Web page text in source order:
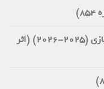
قوانین تکنیکی فدراسیون جهانی شمشیربازی (2025-2026) (اثر